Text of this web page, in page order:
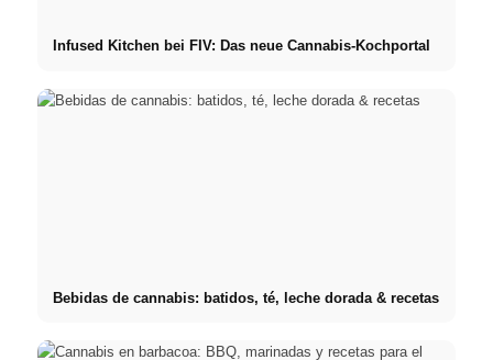
Infused Kitchen bei FIV: Das neue Cannabis-Kochportal
Bebidas de cannabis: batidos, té, leche dorada & recetas